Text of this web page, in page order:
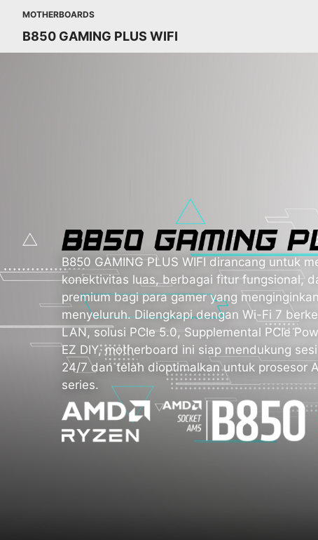
MOTHERBOARDS
B850 GAMING PLUS WIFI
B850 GAMING PLUS WIFI dirancang untuk
konektivitas luas, berbagai fitur fungsional,
premium bagi para gamer yang
menyeluruh. Dilengkapi dengan Wi-Fi 7
LAN, solusi PCIe 5.0, Supplemental PCIe
EZ DIY, motherboard ini siap mendukung
24/7 dan telah dioptimalkan untuk prosesor
series.